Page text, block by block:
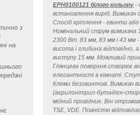
з
на
EPH0100121 білого кольору -
встановлення виріб. Вимикач
Спосіб кріплення - гвинти
Номінальний струм вимикача
2300 Вт. 83 мм, 83 мм і 43 мм
висота і глибина відповідно,
виступу 15 мм. Можливий
Глянцева поверхня створює
елегантності в кімнаті.
Клеми безгвинтові. Вимикач
(акрилонітрил-бутадієн-
мідний провідник. Він
TSE, VDE. Повністю